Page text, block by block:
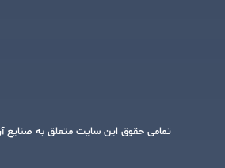
تمامی حقوق این سایت متعلق به صنایع